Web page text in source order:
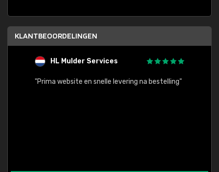
KLANTBEOORDELINGEN
HL Mulder Services
"Prima website en snelle levering na bestelling"